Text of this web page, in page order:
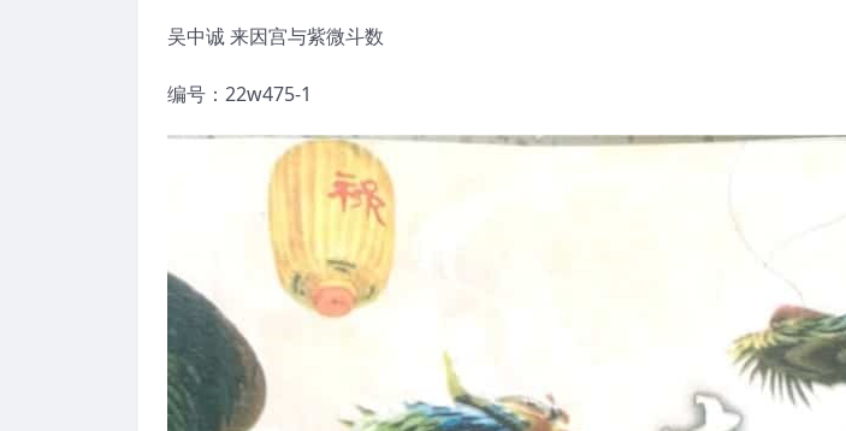
吴中诚 来因宫与紫微斗数
编号：22w475-1